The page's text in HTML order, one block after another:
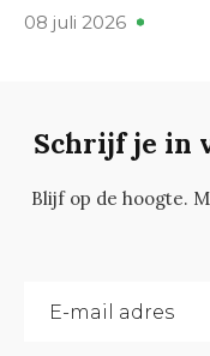
08 juli 2026
Schrijf je in
Blijf op de hoogte.